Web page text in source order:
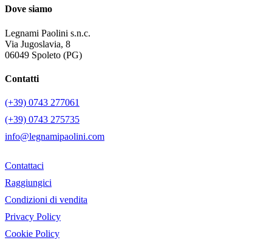
Dove siamo
Legnami Paolini s.n.c.
Via Jugoslavia, 8
06049 Spoleto (PG)
Contatti
(+39) 0743 277061
(+39) 0743 275735
info@legnamipaolini.com
Contattaci
Raggiungici
Condizioni di vendita
Privacy Policy
Cookie Policy